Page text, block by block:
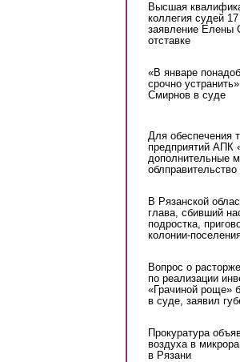
Высшая
коллегия судей
заявление Елены
отставке
«В январе
срочно
Смирнов в суде
Для обеспечения
предприятий АПК
дополнительные
облправительство
В Рязанской
глава, сбивший
подростка,
колонии-
Вопрос о
по реализации
«Грачиной роще»
в суде, заявил
Прокуратура
воздуха в
в Рязани